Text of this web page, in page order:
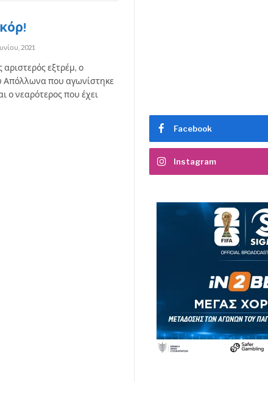
2021
εξτρέμ, ο
Απόλλωνα που αγωνίστηκε
ο νεαρότερος που έχει
Facebook
Instagram